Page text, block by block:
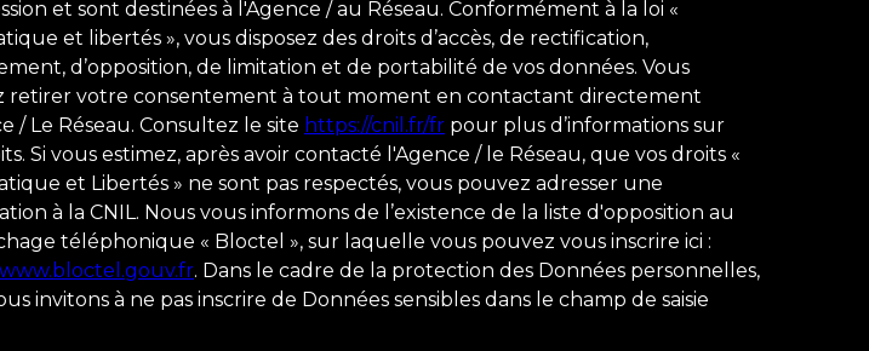
et sont destinées à l'Agence / au Réseau. Conformément à la loi «
et libertés », vous disposez des droits d’accès, de rectification,
d’opposition, de limitation et de portabilité de vos données. Vous
retirer votre consentement à tout moment en contactant directement
/ Le Réseau. Consultez le site https://cnil.fr/fr pour plus d’informations sur
Si vous estimez, après avoir contacté l'Agence / le Réseau, que vos droits «
et Libertés » ne sont pas respectés, vous pouvez adresser une
à la CNIL. Nous vous informons de l’existence de la liste d'opposition au
téléphonique « Bloctel », sur laquelle vous pouvez vous inscrire ici :
. Dans le cadre de la protection des Données personnelles,
invitons à ne pas inscrire de Données sensibles dans le champ de saisie